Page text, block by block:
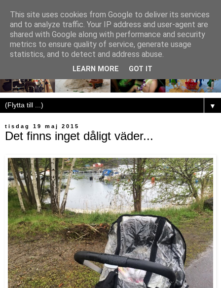
▼
tisdag 19 maj 2015
Det finns inget dåligt väder...
This site uses cookies from Google to deliver its services
and to analyze traffic. Your IP address and user-agent are
shared with Google along with performance and security
metrics to ensure quality of service, generate usage
statistics, and to detect and address abuse.
LEARN MORE GOT IT